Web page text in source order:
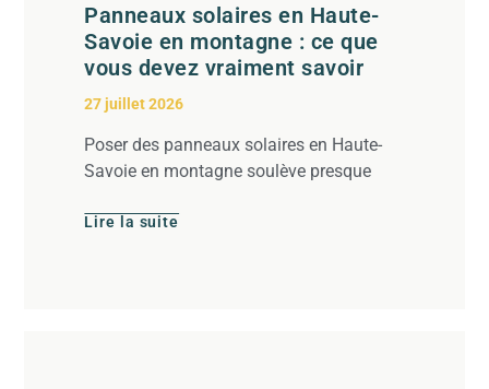
Panneaux solaires en Haute-
Savoie en montagne : ce que
vous devez vraiment savoir
27 juillet 2026
Poser des panneaux solaires en Haute-
Savoie en montagne soulève presque
Lire la suite